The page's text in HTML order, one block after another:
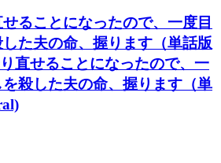
ることになったので、一度目
た夫の命、握ります（単話版
直せることになったので、一
殺した夫の命、握ります（単